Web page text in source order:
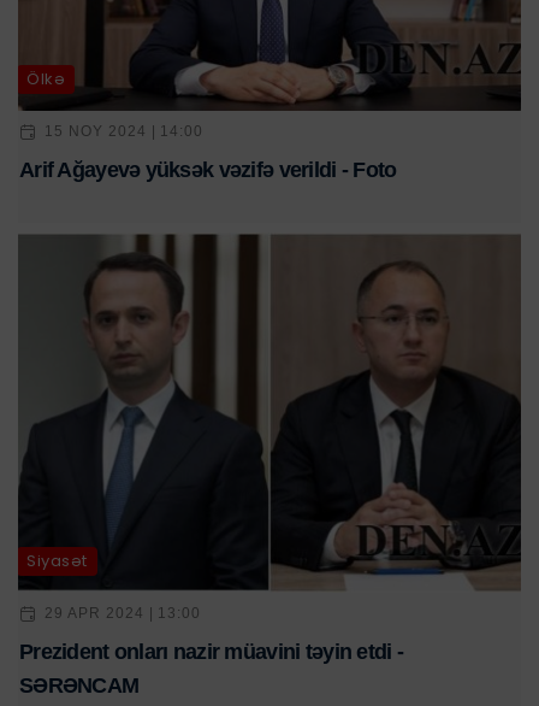
Ölkə
15 NOY 2024 | 14:00
Arif Ağayevə yüksək vəzifə verildi - Foto
Siyasət
29 APR 2024 | 13:00
Prezident onları nazir müavini təyin etdi -
SƏRƏNCAM